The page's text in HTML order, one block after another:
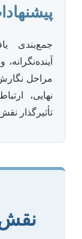
جمع‌بندی
مراحل
نهایی،
تأثیرگذار
نقش